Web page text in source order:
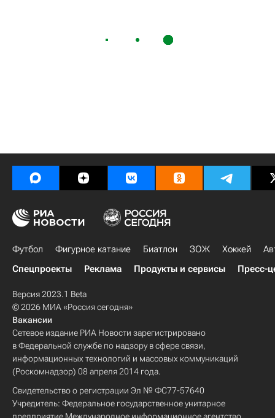
Футбол Фигурное катание Биатлон ЗОЖ Хоккей
Спецпроекты
Реклама Продукты и сервисы Пресс-
Версия 2023.1 Beta
© 2026 МИА «Россия сегодня»
Вакансии
Сетевое издание РИА Новости зарегистрировано
в Федеральной службе по надзору в сфере связи,
информационных технологий и массовых коммуникаций
(Роскомнадзор) 08 апреля 2014 года.
Свидетельство о регистрации Эл № ФС77-57640
Учредитель: Федеральное государственное унитарное